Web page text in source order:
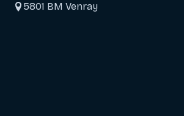
5801 BM Venray